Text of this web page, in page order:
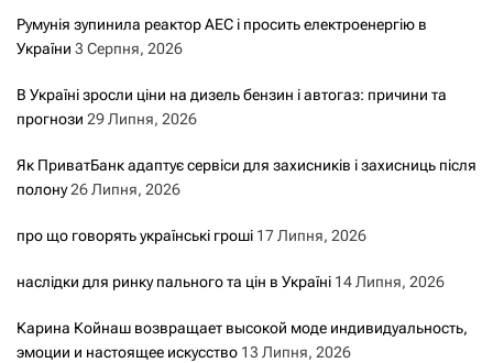
з
а
а
п
и
с
Румунія зупинила реактор АЕС і просить електроенергію в
України 3 Серпня, 2026
В Україні зросли ціни на дизель бензин і автогаз: причини та
прогнози 29 Липня, 2026
Як ПриватБанк адаптує сервіси для захисників і захисниць після
полону26 Липня, 2026
про що говорять українські гроші 17 Липня, 2026
наслідки для ринку пального та цін в Україні 14 Липня, 2026
Карина Койнаш возвращает высокой моде индивидуальность,
эмоции и настоящее искусство 13 Липня, 2026